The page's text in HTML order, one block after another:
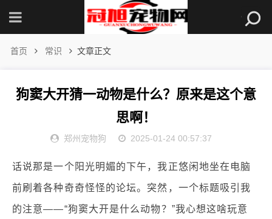
首页 常识 文章正文
狗窦大开猜一动物是什么？原来是这个意
思啊！
郑州宠物狗 2025-01-24 00:57:37
话说那是一个阳光明媚的下午，我正悠闲地坐在电脑
前刷着各种奇奇怪怪的论坛。突然，一个标题吸引我
的注意——“狗窦大开是什么动物？”我心想这啥玩意